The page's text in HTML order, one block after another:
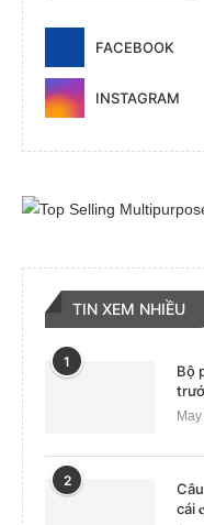
FACEBOOK
INSTAGRAM
TIN XEM NHIỀU
1
Bộ
2
cái